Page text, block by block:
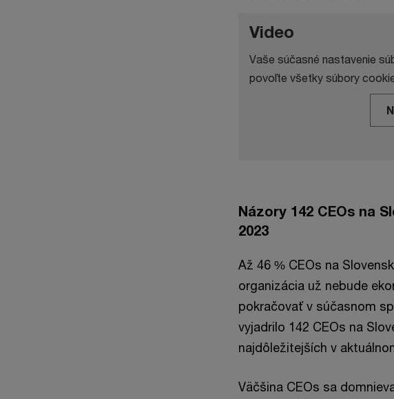
Video
Vaše súčasné nastavenie
povoľte všetky súbory
Názory 142 CEOs na
2023
Až 46 % CEOs na
organizácia už nebude
pokračovať v súčasnom
vyjadrilo 142 CEOs na
najdôležitejších v
Väčšina CEOs sa